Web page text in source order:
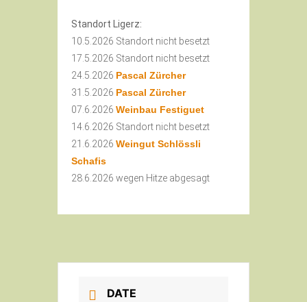
Standort Ligerz:
10.5.2026 Standort nicht besetzt
17.5.2026 Standort nicht besetzt
24.5.2026 Pascal Zürcher
31.5.2026 Pascal Zürcher
07.6.2026 Weinbau Festiguet
14.6.2026 Standort nicht besetzt
21.6.2026 Weingut Schlössli
Schafis
28.6.2026 wegen Hitze abgesagt
DATE